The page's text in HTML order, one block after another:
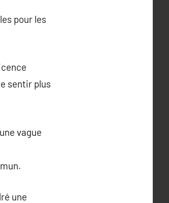
pour les
sentir plus
vague
une